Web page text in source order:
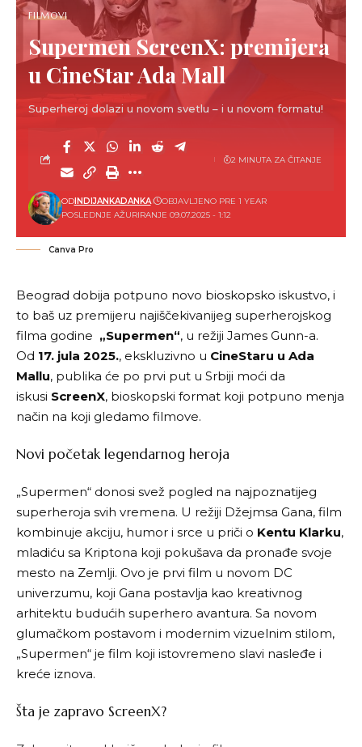
FILMOVI
Supermen ScreenX: premijera
u CineStar Ada Mall
Superheroj dolazi u novom svetlu – i u novom formatu!
POSLEDNJE AŽURIRANJE 09.07.2025 - 1:12
ODINDIJANKADANKA OBJAVLJENO PRE 1 YEAR
2 MINUTA ZA ČITANJE
Canva Pro
Beograd dobija potpuno novo bioskopsko iskustvo, i
to baš uz premijeru najiščekivanijeg superherojskog
filma godine „Supermen“, u režiji James Gunn-a.
Od 17. jula 2025., ekskluzivno u CineStaru u Ada
Mallu, publika će po prvi put u Srbiji moći da
iskusi ScreenX, bioskopski format koji potpuno menja
način na koji gledamo filmove.
Novi početak legendarnog heroja
„Supermen“ donosi svež pogled na najpoznatijeg
superheroja svih vremena. U režiji Džejmsa Gana, film
kombinuje akciju, humor i srce u priči o Kentu Klarku,
mladiću sa Kriptona koji pokušava da pronađe svoje
mesto na Zemlji. Ovo je prvi film u novom DC
univerzumu, koji Gana postavlja kao kreativnog
arhitektu budućih superhero avantura. Sa novom
glumačkom postavom i modernim vizuelnim stilom,
„Supermen“ je film koji istovremeno slavi nasleđe i
kreće iznova.
Šta je zapravo ScreenX?